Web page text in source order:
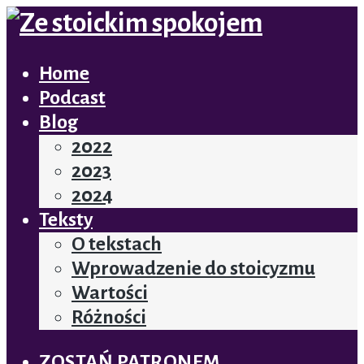
Home
Podcast
Blog
2022
2023
2024
Teksty
O tekstach
Wprowadzenie do stoicyzmu
Wartości
Różności